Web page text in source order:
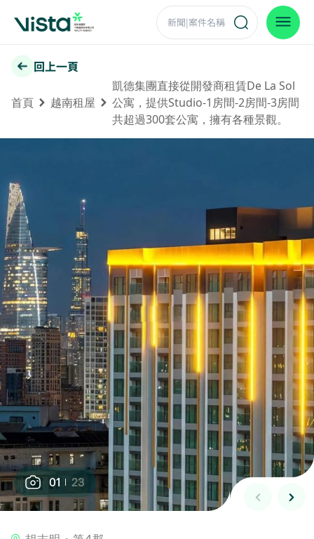
回上一頁
首頁 越南租屋
凱德集團直接從開發商租賃De La Sol
公寓，提供Studio-1房間-2房間-3房間
共超過300套公寓，擁有各種景觀。
01 23